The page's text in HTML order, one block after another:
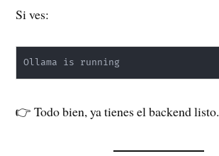
Si ves:
Ollama is running
👉 Todo bien, ya tienes el backend listo.